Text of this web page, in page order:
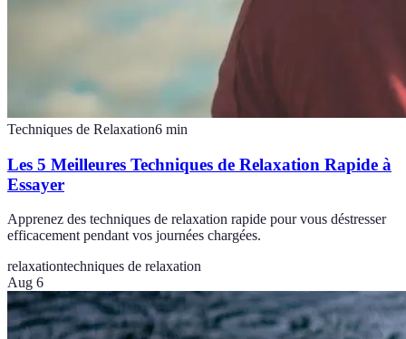
Techniques de Relaxation6 min
Les 5 Meilleures Techniques de Relaxation Rapide à
Essayer
Apprenez des techniques de relaxation rapide pour vous déstresser
efficacement pendant vos journées chargées.
relaxationtechniques de relaxation
Aug 6